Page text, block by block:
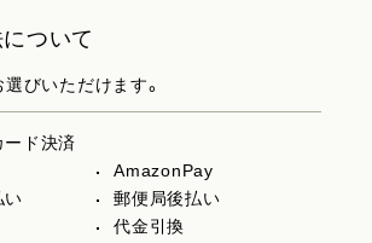
ついて
びいただけます。
ード決済
AmazonPay
い
郵便局後払い
代金引換